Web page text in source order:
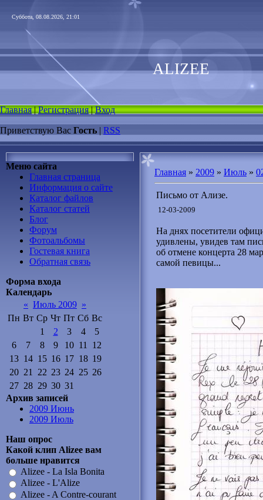
Суббота, 08.08.2026, 21:01
ALIZEE
Главная|Регистрация|Вход
Приветствую Вас Гость | RSS
Меню сайта
Главная страница
Информация о сайте
Каталог файлов
Каталог статей
Блог
Форум
Фотоальбомы
Гостевая книга
Обратная связь
Форма входа
Календарь
« Июль 2009 »
Пн Вт Ср Чт Пт Сб Вс
1
2 3 4
5
6
7 8 9 10 11
12
13 14 15 16 17 18 19
20 21 22 23 24 25 26
27 28 29 30 31
Архив записей
2009 Июнь
2009 Июль
Наш опрос
Какой клип Alizee вам
больше нравится
Alizee - La Isla Bonita
Alizee - L'Alize
Alizee - A Contre-courant
Главная » 2009 » Июль »
Письмо от Ализе.
12-03-2009
На днях посетители
удивлены, увидев там
об отмене концерта 28
самой певицы...